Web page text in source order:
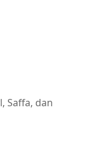
Saffa, dan